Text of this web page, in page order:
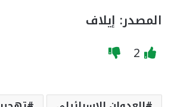
المصدر: إيلاف
2